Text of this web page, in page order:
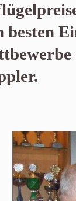
besten